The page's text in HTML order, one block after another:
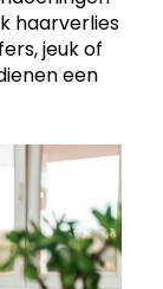
haarverlies
jeuk of
een